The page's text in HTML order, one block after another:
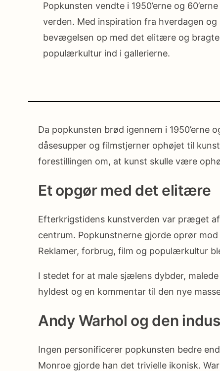
Popkunsten vendte i 1950’erne og
verden. Med inspiration fra hverdagen og
bevægelsen op med det elitære og
populærkultur ind i gallerierne.
Da popkunsten brød igennem i 1950’erne
dåsesupper og filmstjerner ophøjet til
forestillingen om, at kunst skulle være
Et opgør med det elitære
Efterkrigstidens kunstverden var præget
centrum. Popkunstnerne gjorde oprør
Reklamer, forbrug, film og populærkultur
I stedet for at male sjælens dybder,
hyldest og en kommentar til den nye
Andy Warhol og den
Ingen personificerer popkunsten bedre end
Monroe gjorde han det trivielle ikonisk.